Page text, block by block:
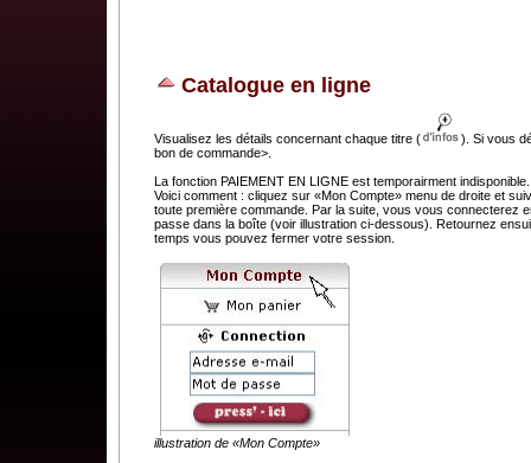
Catalogue en ligne
Visualisez les détails concernant chaque titre (
). Si vous
bon de commande>.
La fonction PAIEMENT EN LIGNE est temporairment
Voici comment : cliquez sur «Mon Compte» menu de droite et
toute première commande. Par la suite, vous vous connecterez
passe dans la boîte (voir illustration ci-dessous). Retournez
temps vous pouvez fermer votre session.
illustration de «Mon Compte»